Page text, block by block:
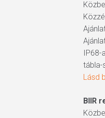
IP68-
tábla-
Lásd
BIIR